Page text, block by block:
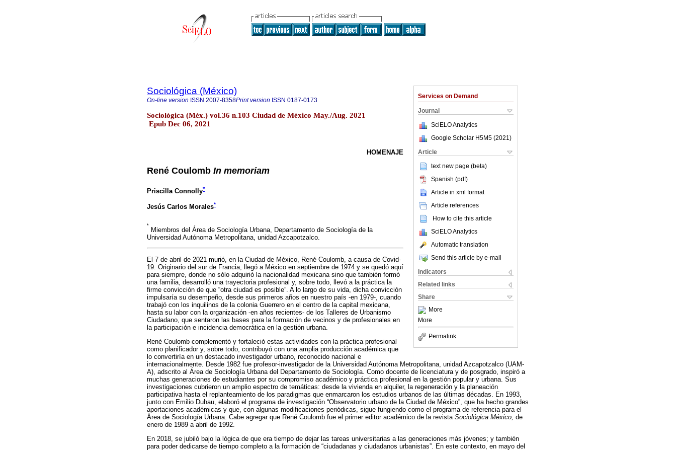
Services on Demand
Journal
SciELO Analytics
Google Scholar H5M5 (2021 )
Article
text new page (beta)
Spanish (pdf)
Article in xml format
Article references
How to cite this article
SciELO Analytics
Automatic translation
Send this article by e-mail
Indicators
Related links
Share
More
More
Permalink
Sociológica (México)
On-line version ISSN 2007-8358Print version ISSN 0187-0173
Sociológica (Méx.) vol.36 n.103 Ciudad de México May./Aug. 2021
Epub Dec 06, 2021
HOMENAJE
René Coulomb In memoriam
Priscilla Connolly*
Jesús Carlos Morales*
*
Miembros del Área de Sociología Urbana, Departamento de Sociología de la
Universidad Autónoma Metropolitana, unidad Azcapotzalco.
El 7 de abril de 2021 murió, en la Ciudad de México, René Coulomb, a causa de Covid-
19. Originario del sur de Francia, llegó a México en septiembre de 1974 y se quedó aquí
para siempre, donde no sólo adquirió la nacionalidad mexicana sino que también formó
una familia, desarrolló una trayectoria profesional y, sobre todo, llevó a la práctica la
firme convicción de que “otra ciudad es posible”. A lo largo de su vida, dicha convicción
impulsaría su desempeño, desde sus primeros años en nuestro país -en 1979-, cuando
trabajó con los inquilinos de la colonia Guerrero en el centro de la capital mexicana,
hasta su labor con la organización -en años recientes- de los Talleres de Urbanismo
Ciudadano, que sentaron las bases para la formación de vecinos y de profesionales en
la participación e incidencia democrática en la gestión urbana.
René Coulomb complementó y fortaleció estas actividades con la práctica profesional
como planificador y, sobre todo, contribuyó con una amplia producción académica que
lo convertiría en un destacado investigador urbano, reconocido nacional e
internacionalmente. Desde 1982 fue profesor-investigador de la Universidad Autónoma Metropolitana, unidad Azcapotzalco (UAM-
A), adscrito al Área de Sociología Urbana del Departamento de Sociología. Como docente de licenciatura y de posgrado, inspiró a
muchas generaciones de estudiantes por su compromiso académico y práctica profesional en la gestión popular y urbana. Sus
investigaciones cubrieron un amplio espectro de temáticas: desde la vivienda en alquiler, la regeneración y la planeación
participativa hasta el replanteamiento de los paradigmas que enmarcaron los estudios urbanos de las últimas décadas. En 1993,
junto con Emilio Duhau, elaboró el programa de investigación “Observatorio urbano de la Ciudad de México”, que ha hecho grandes
aportaciones académicas y que, con algunas modificaciones periódicas, sigue fungiendo como el programa de referencia para el
Área de Sociología Urbana. Cabe agregar que René Coulomb fue el primer editor académico de la revista Sociológica México, de
enero de 1989 a abril de 1992.
En 2018, se jubiló bajo la lógica de que era tiempo de dejar las tareas universitarias a las generaciones más jóvenes; y también
para poder dedicarse de tiempo completo a la formación de “ciudadanas y ciudadanos urbanistas”. En este contexto, en mayo del